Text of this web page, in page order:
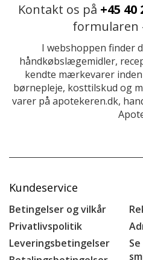
Kontakt os på +45 40
formularen
I webshoppen finder
håndkøbslægemidler,
kendte mærkevarer
børnepleje, kosttilskud og
varer på apotekeren.dk,
Kundeservice
Betingelser og vilkår
Privatlivspolitik
Leveringsbetingelser